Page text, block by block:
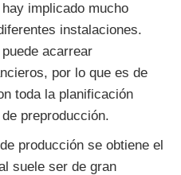
implicado mucho
instalaciones.
acarrear
por lo que es de
toda la planificación
preproducción.
producción se obtiene el
suele ser de gran